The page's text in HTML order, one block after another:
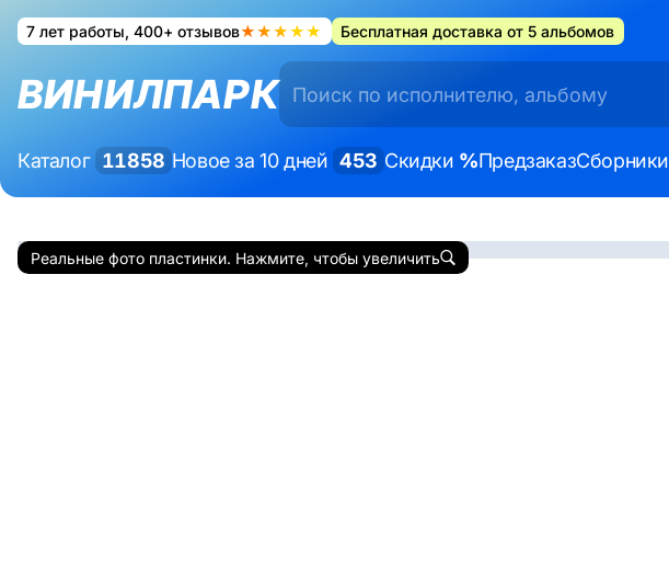
7 лет работы, 400+ отзывов★★★★★ Бесплатная доставка от 5 альбомов
ВИНИЛПАРК
Каталог 11858 Новое за 10 дней 453 Скидки %ПредзаказСборники
Реальные фото пластинки. Нажмите, чтобы увеличить